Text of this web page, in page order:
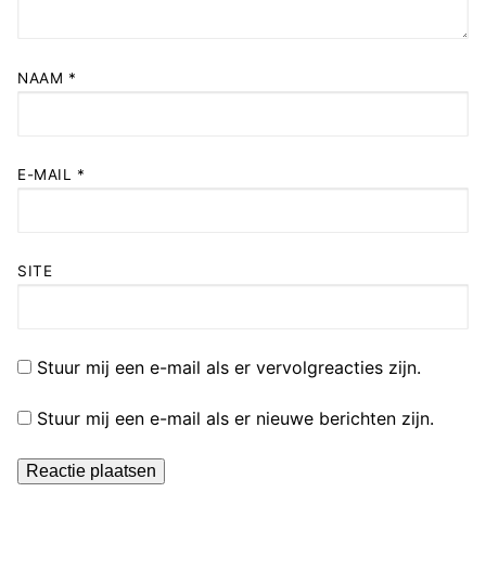
NAAM *
E-MAIL *
SITE
Stuur mij een e-mail als er vervolgreacties zijn.
Stuur mij een e-mail als er nieuwe berichten zijn.